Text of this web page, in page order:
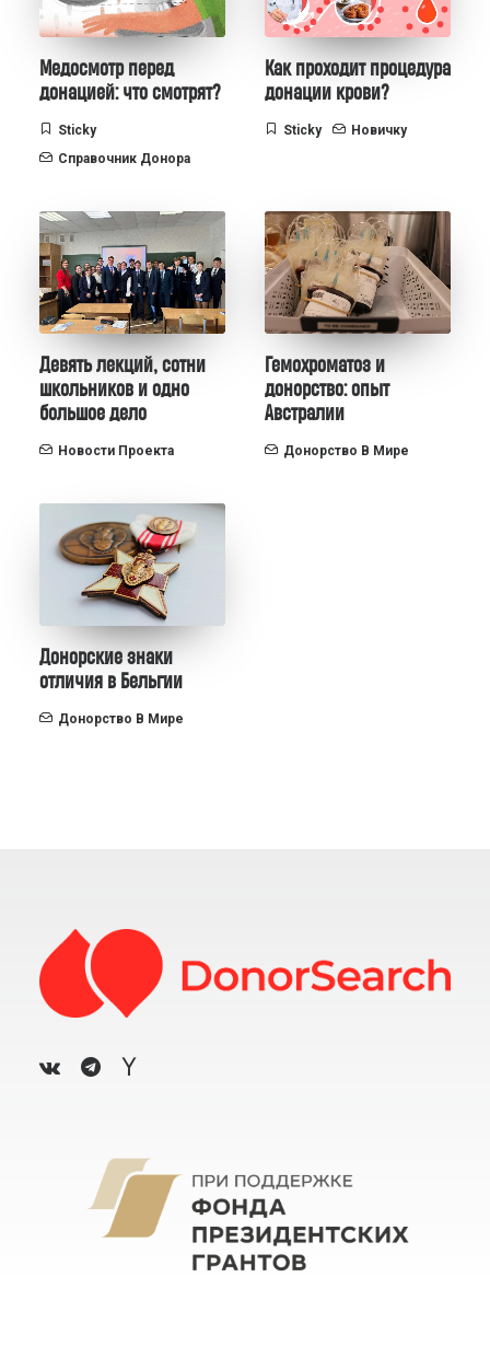
Медосмотр перед
донацией: что смотрят?
Sticky
Справочник Донора
Как проходит процедура
донации крови?
Sticky Новичку
Девять лекций, сотни
школьников и одно
большое дело
Новости Проекта
Гемохроматоз и
донорство: опыт
Австралии
Донорство В Мире
Донорские знаки
отличия в Бельгии
Донорство В Мире